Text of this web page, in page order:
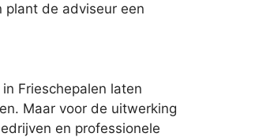
plant de adviseur een
Frieschepalen laten
Maar voor de uitwerking
en professionele